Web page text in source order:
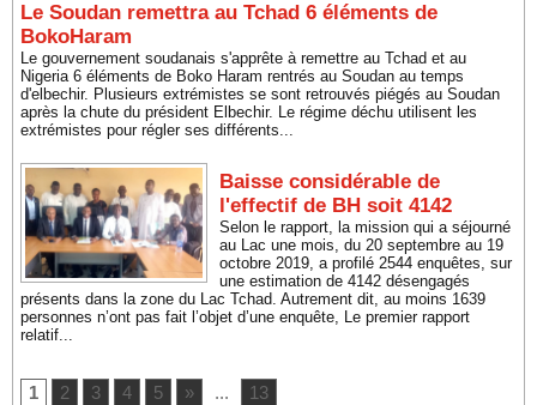
Le Soudan remettra au Tchad 6 éléments de
BokoHaram
Le gouvernement soudanais s'apprête à remettre au Tchad et au
Nigeria 6 éléments de Boko Haram rentrés au Soudan au temps
d'elbechir. Plusieurs extrémistes se sont retrouvés piégés au Soudan
après la chute du président Elbechir. Le régime déchu utilisent les
extrémistes pour régler ses différents...
Baisse considérable de
l'effectif de BH soit 4142
Selon le rapport, la mission qui a séjourné
au Lac une mois, du 20 septembre au 19
octobre 2019, a profilé 2544 enquêtes, sur
une estimation de 4142 désengagés
présents dans la zone du Lac Tchad. Autrement dit, au moins 1639
personnes n’ont pas fait l’objet d’une enquête, Le premier rapport
relatif...
1 2 3 4 5 » ... 13